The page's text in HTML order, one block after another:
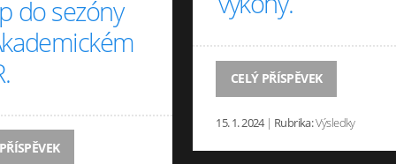
do sezóny
CELÝ PŘÍSPĚVEK
15. 1. 2024 | Rubrika:Výsledky